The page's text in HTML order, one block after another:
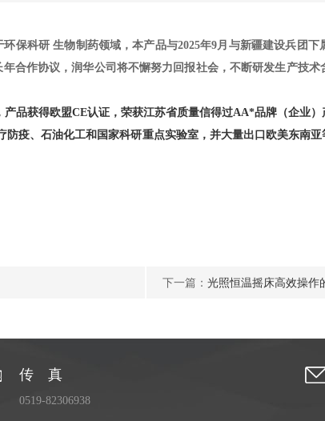
保科研 生物制药领域，本产品与2025年9月与新疆建设兵团
合作协议，润华公司将不懈努力回报社会，不断研发生产技
品获得欧盟CE认证，荣获江苏省质量信得过AA*品牌（企业
防疫、石油化工和国家科研重点实验室，并大量出口欧美东南
下一篇： 光照恒温摇床高效操作
传 真
0519-82306938